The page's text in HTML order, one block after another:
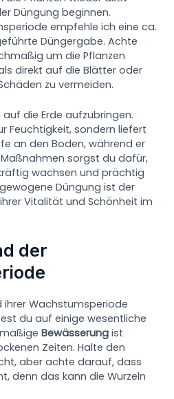
Düngung beginnen.
empfehle ich eine ca.
Düngergabe. Achte
um die Pflanzen
direkt auf die Blätter oder
zu vermeiden.
die Erde aufzubringen.
Feuchtigkeit, sondern liefert
an den Boden, während er
sorgst du dafür,
wachsen und prächtig
Düngung ist der
Vitalität und Schönheit im
der
ihrer Wachstumsperiode
du auf einige wesentliche
Bewässerung ist
Zeiten. Halte den
aber achte darauf, dass
denn das kann die Wurzeln